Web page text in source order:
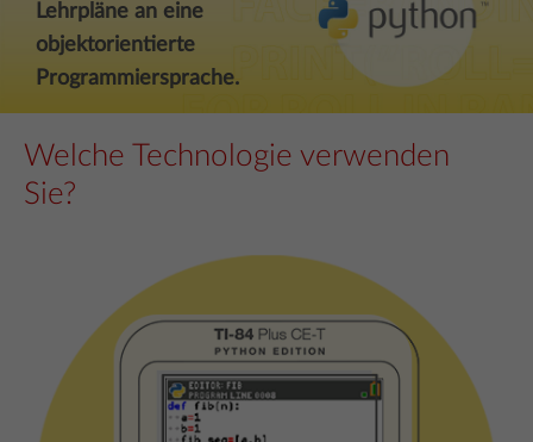
Lehrpläne an eine
objektorientierte
Programmiersprache.
Welche Technologie verwenden
Sie?